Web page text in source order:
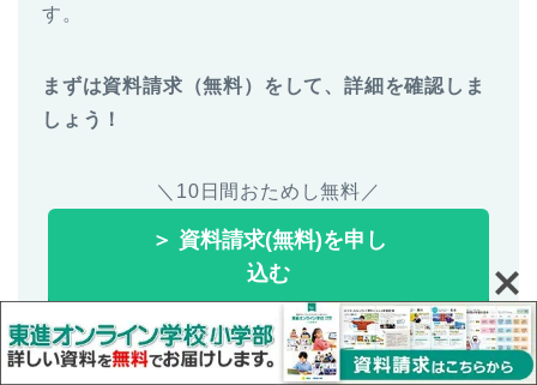
す。
まずは資料請求（無料）をして、詳細を確認しま
しょう！
＼10日間おためし無料／
＞ 資料請求(無料)を申し
込む
画面下の資料請求ボタンから申し込み